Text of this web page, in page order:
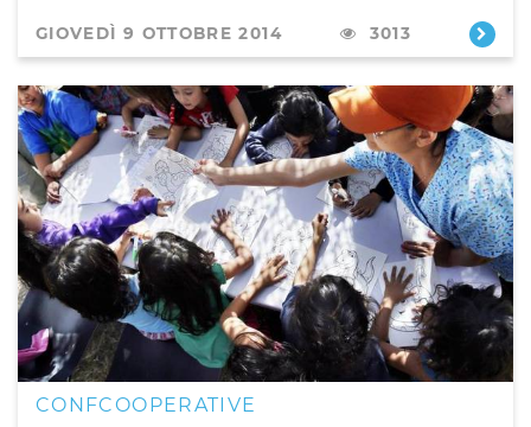
GIOVEDÌ 9 OTTOBRE 2014 3013
CONFCOOPERATIVE